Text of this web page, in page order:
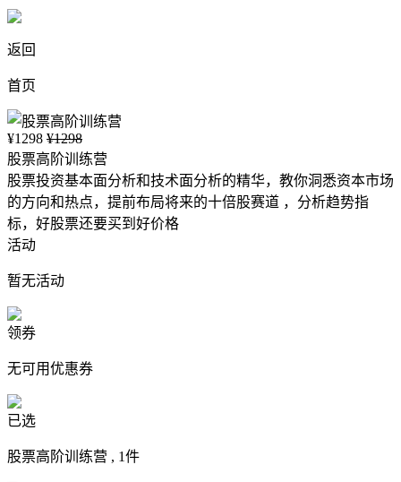
返回
首页
¥1298 ¥1298
股票高阶训练营
股票投资基本面分析和技术面分析的精华，教你洞悉资本市场
的方向和热点，提前布局将来的十倍股赛道 ，分析趋势指
标，好股票还要买到好价格
活动
暂无活动
领券
无可用优惠券
已选
股票高阶训练营 , 1件